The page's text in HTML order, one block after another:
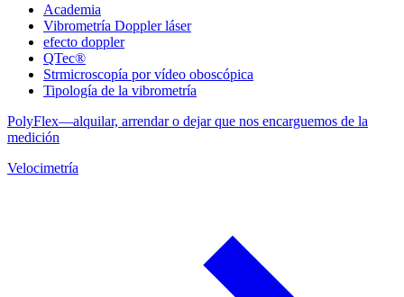
Academia
Vibrometría Doppler láser
efecto doppler
QTec®
Strmicroscopía por vídeo oboscópica
Tipología de la vibrometría
PolyFlex—alquilar, arrendar o dejar que nos encarguemos de la
medición
Velocimetría